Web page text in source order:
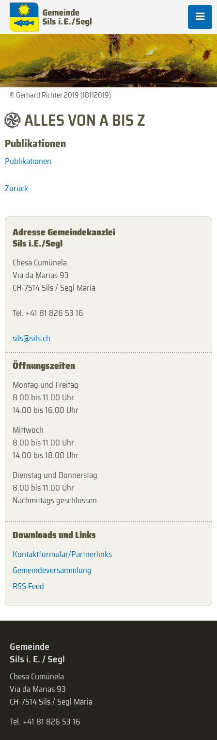
© Gerhard Richter 2019 (18112019)
ALLES VON A BIS Z
Publikationen
Publikationen
Zurück
Adresse Gemeindekanzlei
Sils i.E./Segl
Chesa Cumünela
Via da Marias 93
CH-7514 Sils / Segl Maria
Tel. +41 81 826 53 16
sils@sils.ch
Öffnungszeiten
Montag und Freitag
8.00 bis 11.00 Uhr
14.00 bis 16.00 Uhr
Mittwoch
8.00 bis 11.00 Uhr
14.00 bis 18.00 Uhr
Dienstag und Donnerstag
8.00 bis 11.00 Uhr
Nachmittags geschlossen
Downloads und Links
Kontaktformular/Partnerlinks
Gemeindeversammlung
RSS Feed
Gemeinde
Sils i. E. / Segl
Chesa Cumünela
Via da Marias 93
CH-7514 Sils / Segl Maria
Tel. +41 81 826 53 16